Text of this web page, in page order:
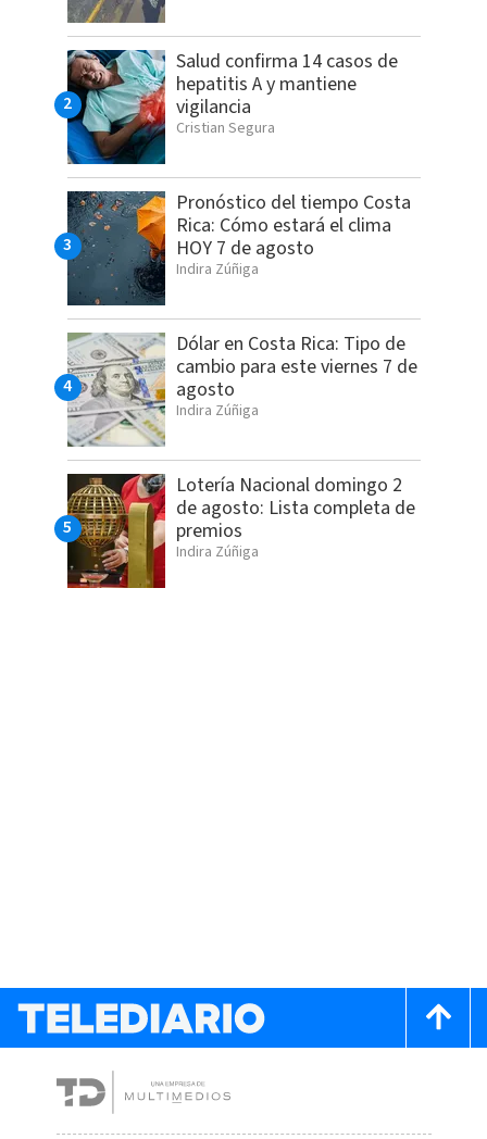
Salud confirma 14 casos de
hepatitis A y mantiene
vigilancia
Cristian Segura
Pronóstico del tiempo Costa
Rica: Cómo estará el clima
HOY 7 de agosto
Indira Zúñiga
Dólar en Costa Rica: Tipo de
cambio para este viernes 7 de
agosto
Indira Zúñiga
Lotería Nacional domingo 2
de agosto: Lista completa de
premios
Indira Zúñiga